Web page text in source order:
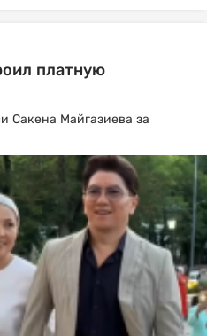
платную
Сакена Майгазиева за